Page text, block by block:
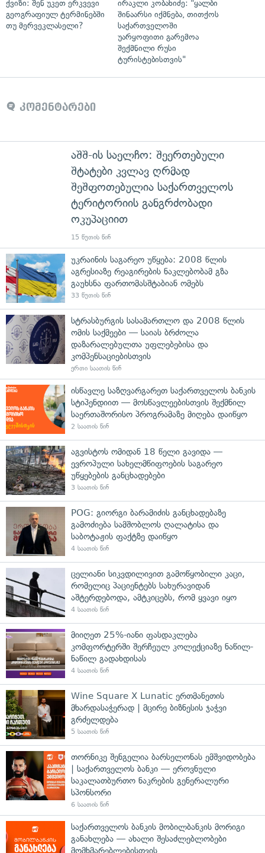
ქვიზი: შენ უკეთ ერკვევი
გეოგრაფიულ ტერმინებში
თუ მერვეკლასელი?
ირაკლი კობახიძე: "ყალბი
შინაარსი იქმნება, თითქოს
საქართველოში
უარყოფითი გარემოა
შექმნილი რუსი
ტურისტებისთვის"
კომენტარები
აშშ-ის საელჩო: შეერთებული
შტატები კვლავ ღრმად
შეშფოთებულია საქართველოს
ტერიტორიის განგრძობადი
ოკუპაციით
15 წუთის წინ
უკრაინის საგარეო უწყება: 2008 წლის
აგრესიაზე რეაგირების ნაკლებობამ გზა
გაუხსნა ფართომასშტაბიან ომებს
33 წუთის წინ
სტრასბურგის სასამართლო და 2008 წლის
ომის საქმეები — საიას ბრძოლა
დაზარალებულთა უფლებებისა და
კომპენსაციებისთვის
ერთი საათის წინ
ისწავლე საზღვარგარეთ საქართველოს ბანკის
სტიპენდიით — მოსწავლეებისთვის შექმნილ
საერთაშორისო პროგრამაზე მიღება დაიწყო
2 საათის წინ
აგვისტოს ომიდან 18 წელი გავიდა —
ევროპული სახელმწიფოების საგარეო
უწყებების განცხადებები
3 საათის წინ
POG: გიორგი ბარამიძის განცხადებაზე
გამოძიება სამშობლოს ღალატისა და
საბოტაჟის ფაქტზე დაიწყო
4 საათის წინ
ცელიანი სიკვდილივით გამოწყობილი კაცი,
რომელიც პაციენტებს სახურავიდან
აშტერდებოდა, ამტკიცებს, რომ ყვავი იყო
4 საათის წინ
მიიღეთ 25%-იანი ფასდაკლება
კომფორტერში შერჩეულ კოლექციაზე ნაწილ-
ნაწილ გადახდისას
4 საათის წინ
Wine Square X Lunatic ერთმანეთის
მხარდასაჭერად | მცირე ბიზნესის ჯაჭვი
გრძელდება
5 საათის წინ
თორნიკე შენგელია ბარსელონას ემშვიდობება
| საქართველოს ბანკი — ეროვნული
საკალათბურთო ნაკრების გენერალური
სპონსორი
6 საათის წინ
საქართველოს ბანკის მობილბანკის მორიგი
განახლება — ახალი შესაძლებლობები
მომხმარებლებისთვის